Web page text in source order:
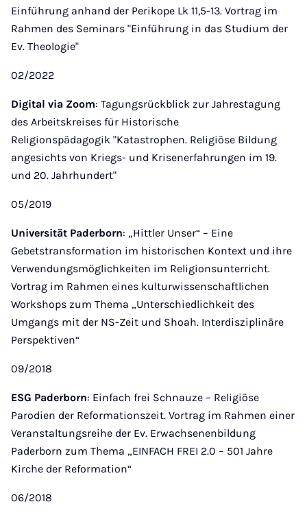
Einführung anhand der Perikope Lk 11,5-13. Vortrag im
Rahmen des Seminars "Einführung in das Studium der
Ev. Theologie"
02/2022
Digital via Zoom: Tagungsrückblick zur Jahrestagung
des Arbeitskreises für Historische
Religionspädagogik "Katastrophen. Religiöse Bildung
angesichts von Kriegs- und Krisenerfahrungen im 19.
und 20. Jahrhundert"
05/2019
Universität Paderborn: „Hittler Unser“ – Eine
Gebetstransformation im historischen Kontext und ihre
Verwendungsmöglichkeiten im Religionsunterricht.
Vortrag im Rahmen eines kulturwissenschaftlichen
Workshops zum Thema „Unterschiedlichkeit des
Umgangs mit der NS-Zeit und Shoah. Interdisziplinäre
Perspektiven“
09/2018
ESG Paderborn: Einfach frei Schnauze – Religiöse
Parodien der Reformationszeit. Vortrag im Rahmen einer
Veranstaltungsreihe der Ev. Erwachsenenbildung
Paderborn zum Thema „EINFACH FREI 2.0 – 501 Jahre
Kirche der Reformation“
06/2018